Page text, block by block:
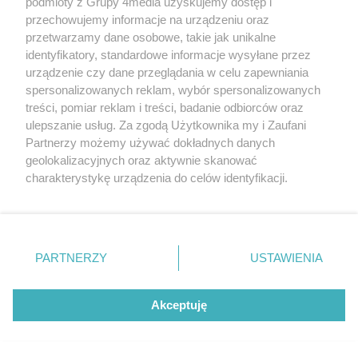
Radomskim Szpitalu
Specjalistycznym (zdjęcia)
Data dodania galerii:
07.08.2026
przechowujemy informacje na urządzeniu oraz
przetwarzamy dane osobowe, takie jak unikalne
identyfikatory, standardowe informacje wysyłane przez
urządzenie czy dane przeglądania w celu zapewniania
spersonalizowanych reklam, wybór spersonalizowanych
treści, pomiar reklam i treści, badanie odbiorców oraz
ulepszanie usług. Za zgodą Użytkownika my i Zaufani
Partnerzy możemy używać dokładnych danych
geolokalizacyjnych oraz aktywnie skanować
charakterystykę urządzenia do celów identyfikacji.
zmienić/wycofać klikając przycisk ustawień prywatności
znajdujący się w lewym dolnym rogu strony
. Niektóre
użytkownika, ale masz prawo sprzeciwić się takiemu
przetwarzaniu. Preferencje będą miały zastosowania tylko
PARTNERZY USTAWIENIA
Akceptuję